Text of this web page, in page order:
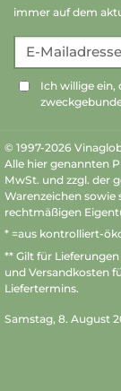
immer auf dem
E-Mailadresse
Ich willige ein,
© 1997-2026
Alle hier genannten
MwSt. und zzgl. der
Warenzeichen
rechtmäßigen
* =aus kontrolliert-
** Gilt für
und Versandkosten
Liefertermins.
Samstag, 8. August